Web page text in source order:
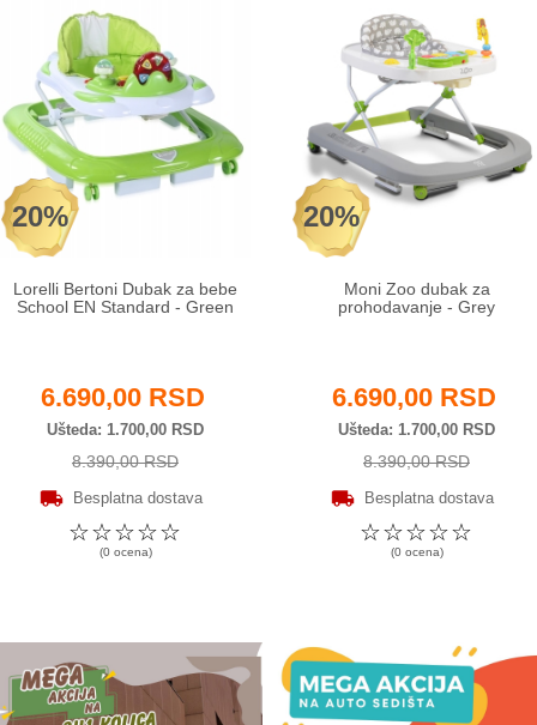
20%
Lorelli Bertoni Dubak za bebe
School EN Standard - Green
6.690,00 RSD
Ušteda 1.700,00 RSD
8.390,00 RSD
Besplatna dostava
☆
☆
☆
☆
☆
(0 ocena)
20%
Moni Zoo dubak za
prohodavanje - Grey
6.690,00 RSD
Ušteda 1.700,00 RSD
8.390,00 RSD
Besplatna dostava
☆
☆
☆
☆
☆
(0 ocena)